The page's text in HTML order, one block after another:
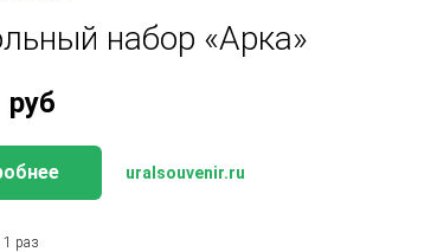
набор «Арка»
руб
uralsouvenir.ru
раз